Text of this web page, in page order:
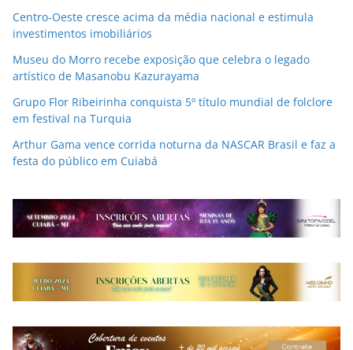
Centro-Oeste cresce acima da média nacional e estimula
investimentos imobiliários
Museu do Morro recebe exposição que celebra o legado
artístico de Masanobu Kazurayama
Grupo Flor Ribeirinha conquista 5º título mundial de folclore
em festival na Turquia
Arthur Gama vence corrida noturna da NASCAR Brasil e faz a
festa do público em Cuiabá